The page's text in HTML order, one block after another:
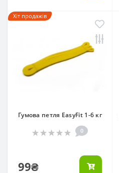
Хіт продажів
Гумова петля EasyFit 1-6 кг
0
99₴